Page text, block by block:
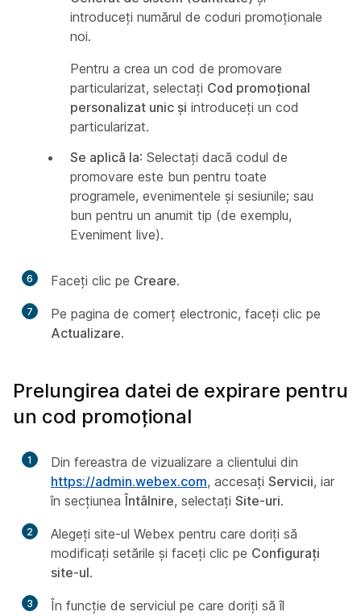
introduceți numărul de coduri promoționale
noi.
Pentru a crea un cod de promovare
particularizat, selectați Cod promoțional
personalizat unic și introduceți un cod
particularizat.
Se aplică la: Selectați dacă codul de
promovare este bun pentru toate
programele, evenimentele și sesiunile; sau
bun pentru un anumit tip (de exemplu,
Eveniment live).
6 Faceți clic pe Creare.
7
Pe pagina de comerț electronic, faceți clic pe
Actualizare.
Prelungirea datei de expirare pentru
un cod promoțional
1
Din fereastra de vizualizare a clientului din
https://admin.webex.com, accesați Servicii, iar
în secțiunea Întâlnire, selectați Site-uri.
2
Alegeți site-ul Webex pentru care doriți să
modificați setările și faceți clic pe Configurați
site-ul.
3
În funcție de serviciul pe care doriți să îl